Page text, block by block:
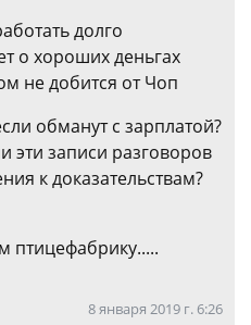
долго
о хороших деньгах
не добится от Чоп
обманут с зарплатой?
эти записи разговоров
к доказательствам?
птицефабрику.....
8 января 2019 г. 6:26